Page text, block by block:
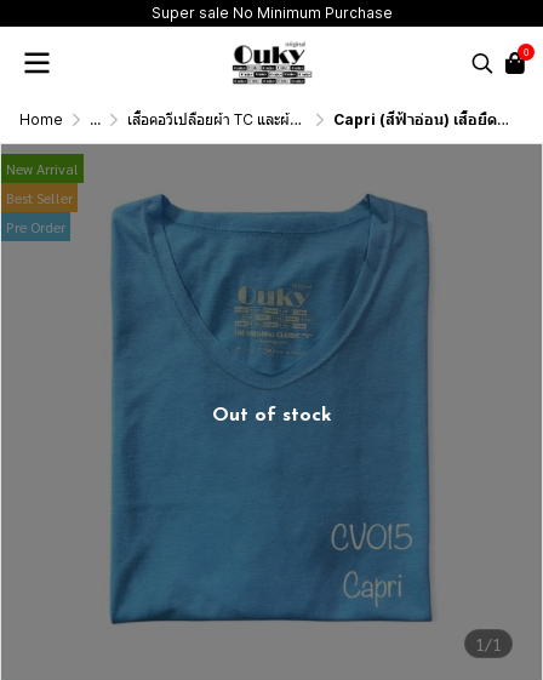
Super sale No Minimum Purchase
0
Home ... เสื้อคอวีเปลือยผ้า TC และผ้าสลาฟบางเบาพิเศษ (T-Shirt Classic "V" Neck Very thin and Extra thin) Capri (สีฟ้าอ่อน) เสื้อยืดคอวีเปลือย ดีไซน์สวย เนื้อผ้าบางเบา เนื้อผ้านุ่มสวมใส่สบาย ระบายอากาศดี ไม่ร้อนอบอ้าว
1/1
New Arrival
Best Seller
Pre Order
Out of stock